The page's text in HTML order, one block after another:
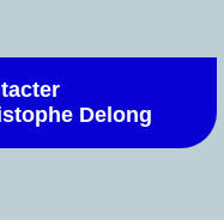
Delong